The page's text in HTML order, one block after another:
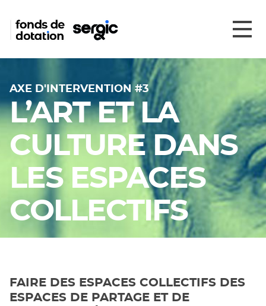
AXE D'INTERVENTION #3
L’ART ET LA
CULTURE DANS
LES ESPACES
COLLECTIFS
FAIRE DES ESPACES COLLECTIFS DES
ESPACES DE PARTAGE ET DE